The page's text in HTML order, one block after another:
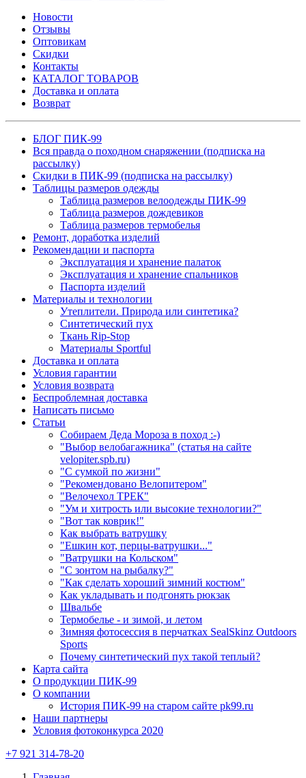
Новости
Отзывы
Оптовикам
Скидки
Контакты
КАТАЛОГ ТОВАРОВ
Доставка и оплата
Возврат
БЛОГ ПИК-99
Вся правда о походном снаряжении (подписка на
рассылку)
Скидки в ПИК-99 (подписка на рассылку)
Таблицы размеров одежды
Таблица размеров велоодежды ПИК-99
Таблица размеров дождевиков
Таблица размеров термобелья
Ремонт, доработка изделий
Рекомендации и паспорта
Эксплуатация и хранение палаток
Эксплуатация и хранение спальников
Паспорта изделий
Материалы и технологии
Утеплители. Природа или синтетика?
Синтетический пух
Ткань Rip-Stop
Материалы Sportful
Доставка и оплата
Условия гарантии
Условия возврата
Беспроблемная доставка
Написать письмо
Статьи
Собираем Деда Мороза в поход :-)
"Выбор велобагажника" (статья на сайте
velopiter.spb.ru)
"С сумкой по жизни"
"Рекомендовано Велопитером"
"Велочехол ТРЕК"
"Ум и хитрость или высокие технологии?"
"Вот так коврик!"
Как выбрать ватрушку
"Ешкин кот, перцы-ватрушки..."
"Ватрушки на Кольском"
"С зонтом на рыбалку?"
"Как сделать хороший зимний костюм"
Как укладывать и подгонять рюкзак
Швальбе
Термобелье - и зимой, и летом
Зимняя фотосессия в перчатках SealSkinz Outdoors
Sports
Почему синтетический пух такой теплый?
Карта сайта
О продукции ПИК-99
О компании
История ПИК-99 на старом сайте pk99.ru
Наши партнеры
Условия фотоконкурса 2020
+7 921 314-78-20